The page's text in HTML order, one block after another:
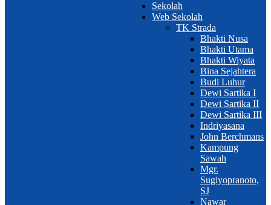
Sekolah
Web Sekolah
TK Strada
Bhakti Nusa
Bhakti Utama
Bhakti Wiyata
Bina Sejahtera
Budi Luhur
Dewi Sartika I
Dewi Sartika II
Dewi Sartika III
Indriyasana
John Berchmans
Kampung
Sawah
Mgr.
Sugiyopranoto,
SJ
Nawar